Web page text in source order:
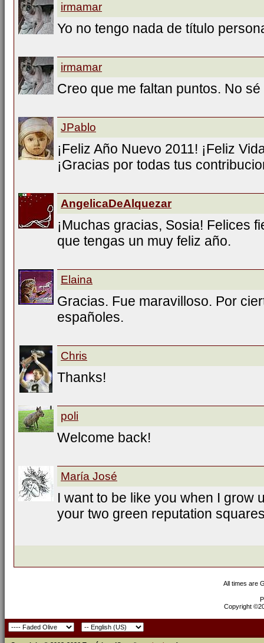
irmamar
Yo no tengo nada de título
irmamar
Creo que me faltan puntos. No
JPablo
¡Feliz Año Nuevo 2011! ¡Feliz
¡Gracias por todas tus
AngelicaDeAlquezar
¡Muchas gracias, Sosia! Felices
que tengas un muy feliz año.
Elaina
Gracias. Fue maravilloso. Por
españoles.
Chris
Thanks!
poli
Welcome back!
María José
I want to be like you when I grow
your two green reputation
All times are
Copyright